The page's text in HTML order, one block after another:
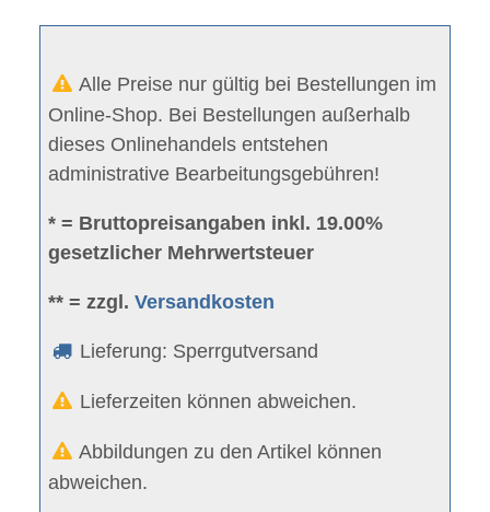
Alle Preise nur gültig bei Bestellungen im
Online-Shop. Bei Bestellungen außerhalb
dieses Onlinehandels entstehen
administrative Bearbeitungsgebühren!
* = Bruttopreisangaben inkl. 19.00%
gesetzlicher Mehrwertsteuer
** = zzgl.Versandkosten
Lieferung: Sperrgutversand
Lieferzeiten können abweichen.
Abbildungen zu den Artikel können
abweichen.